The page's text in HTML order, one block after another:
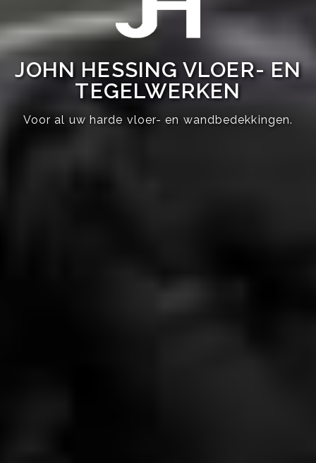
JOHN HESSING VLOER- EN
TEGELWERKEN
Voor al uw harde vloer- en wandbedekkingen.